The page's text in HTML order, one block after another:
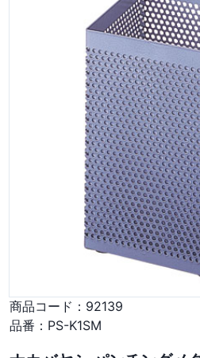
商品コード： 92139
品番： PS-K1SM